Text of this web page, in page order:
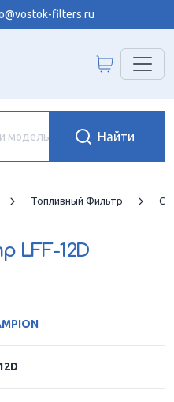
filters.ru
Топливный Фильтр
LFF-12D